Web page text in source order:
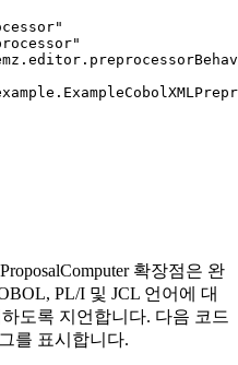
확장점은 완
PL/I 및 JCL 언어에 대
도록 지언합니다. 다음 코드
를 표시합니다.